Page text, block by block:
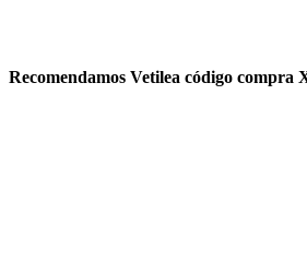
Recomendamos Vetilea código compra